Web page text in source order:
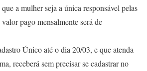
a mulher seja a única responsável pelas
valor pago mensalmente será de
Único até o dia 20/03, e que atenda
receberá sem precisar se cadastrar no